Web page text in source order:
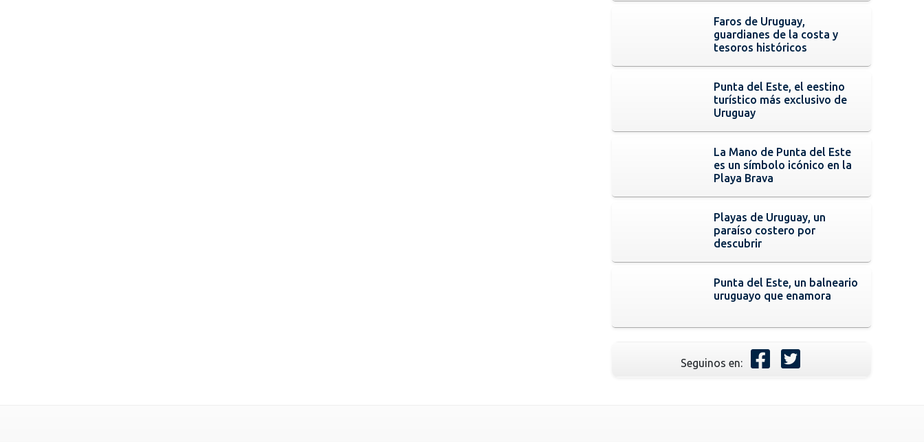
Faros de Uruguay,
guardianes de la costa y
tesoros históricos
Punta del Este, el eestino
turístico más exclusivo de
Uruguay
La Mano de Punta del Este
es un símbolo icónico en la
Playa Brava
Playas de Uruguay, un
paraíso costero por
descubrir
Punta del Este, un balneario
uruguayo que enamora
Seguinos en: